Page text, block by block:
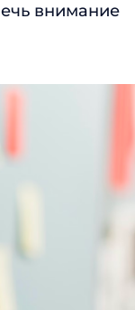
внимание